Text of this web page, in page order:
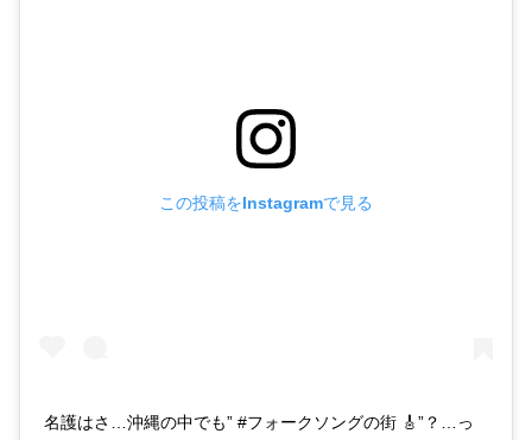
この投稿をInstagramで見る
名護はさ…沖縄の中でも” #フォークソングの街 🎸”？…っ